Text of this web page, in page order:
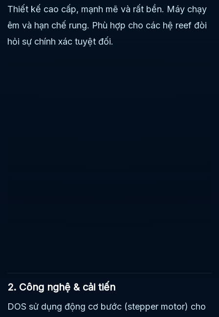
Thiết kế cao cấp, mạnh mẽ và rất bền. Máy chạy
êm và hạn chế rung. Phù hợp cho các hệ reef đòi
hỏi sự chính xác tuyệt đối.
2. Công nghệ & cải tiến
DOS sử dụng động cơ bước (stepper motor) cho